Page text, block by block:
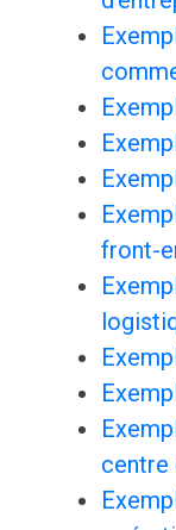
front-
centre